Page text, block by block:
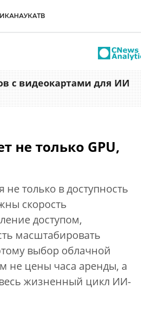
НАУКАТВ
с видеокартами для ИИ
не только GPU,
только в доступность
скорость
доступом,
масштабировать
выбор облачной
не цены часа аренды, а
жизненный цикл ИИ-